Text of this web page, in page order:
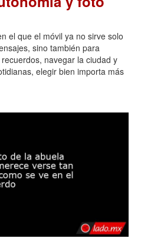
el que el móvil ya no sirve solo
sino también para
navegar la ciudad y
elegir bien importa más